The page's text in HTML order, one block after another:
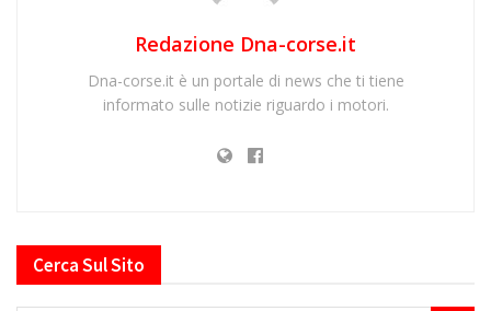
Redazione Dna-corse.it
Dna-corse.it è un portale di news che ti tiene
informato sulle notizie riguardo i motori.
Cerca Sul Sito